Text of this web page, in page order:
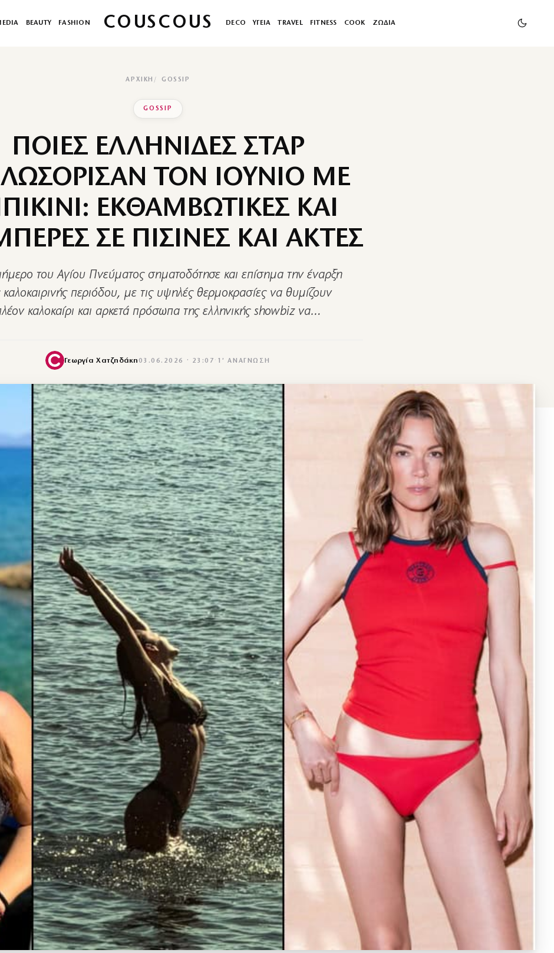
BEAUTY FASHION COUSCOUS DECO ΥΓΕΙΑ TRAVEL FITNESS COOK ΖΩΔΙΑ
ΑΡΧΙΚΉ GOSSIP
GOSSIP
ΠΟΙΕΣ ΕΛΛΗΝΙΔΕΣ ΣΤΑΡ
ΤΟΝ ΙΟΥΝΙΟ ΜΕ
ΕΚΘΑΜΒΩΤΙΚΕΣ ΚΑΙ
ΣΕ ΠΙΣΙΝΕΣ ΚΑΙ ΑΚΤΕΣ
του Αγίου Πνεύματος σηματοδότησε και επίσημα την έναρξη
καλοκαιρινής περιόδου, με τις υψηλές θερμοκρασίες να θυμίζουν
καλοκαίρι και αρκετά πρόσωπα της ελληνικής showbiz να…
Γεωργία Χατζηδάκη03.06.2026 · 23:07 · 1′ ΑΝΆΓΝΩΣΗ